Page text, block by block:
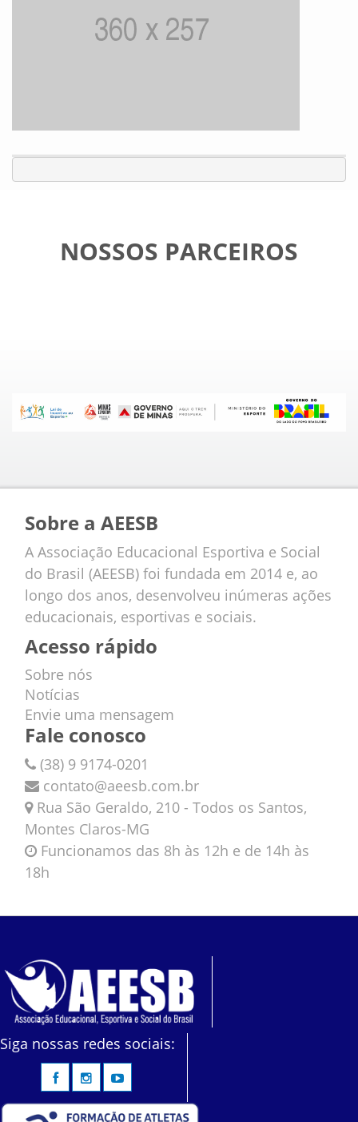
NOSSOS PARCEIROS
Sobre a AEESB
A Associação Educacional Esportiva e Social
do Brasil (AEESB) foi fundada em 2014 e, ao
longo dos anos, desenvolveu inúmeras ações
educacionais, esportivas e sociais.
Acesso rápido
Sobre nós
Notícias
Envie uma mensagem
Fale conosco
(38) 9 9174-0201
contato@aeesb.com.br
Rua São Geraldo, 210 - Todos os Santos,
Montes Claros-MG
Funcionamos das 8h às 12h e de 14h às
18h
Siga nossas redes sociais: